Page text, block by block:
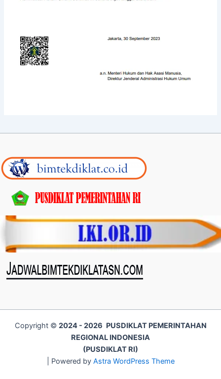
Copyright © 2024 - 2026 PUSDIKLAT PEMERINTAHAN
REGIONAL INDONESIA
(PUSDIKLAT RI)
| Powered by Astra WordPress Theme